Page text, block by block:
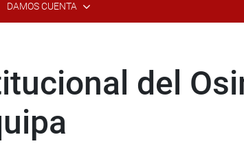
DAMOS CUENTA
del